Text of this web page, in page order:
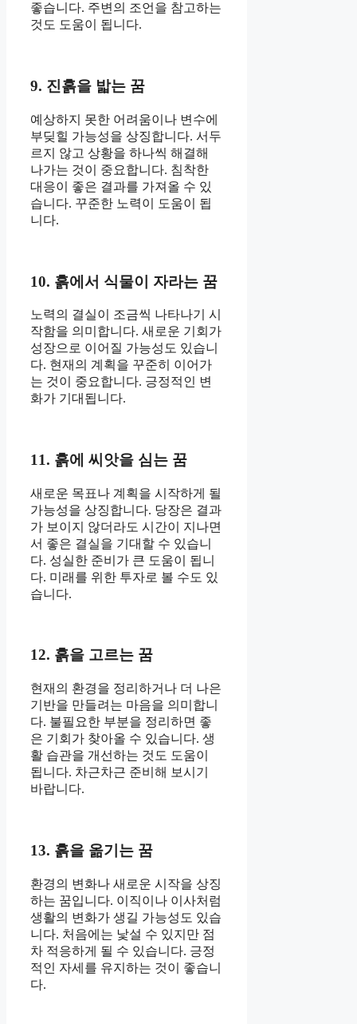
좋습니다. 주변의 조언을 참고하는
것도 도움이 됩니다.
9. 진흙을 밟는 꿈
예상하지 못한 어려움이나 변수에
부딪힐 가능성을 상징합니다. 서두
르지 않고 상황을 하나씩 해결해
나가는 것이 중요합니다. 침착한
대응이 좋은 결과를 가져올 수 있
습니다. 꾸준한 노력이 도움이 됩
니다.
10. 흙에서 식물이 자라는 꿈
노력의 결실이 조금씩 나타나기 시
작함을 의미합니다. 새로운 기회가
성장으로 이어질 가능성도 있습니
다. 현재의 계획을 꾸준히 이어가
는 것이 중요합니다. 긍정적인 변
화가 기대됩니다.
11. 흙에 씨앗을 심는 꿈
새로운 목표나 계획을 시작하게 될
가능성을 상징합니다. 당장은 결과
가 보이지 않더라도 시간이 지나면
서 좋은 결실을 기대할 수 있습니
다. 성실한 준비가 큰 도움이 됩니
다. 미래를 위한 투자로 볼 수도 있
습니다.
12. 흙을 고르는 꿈
현재의 환경을 정리하거나 더 나은
기반을 만들려는 마음을 의미합니
다. 불필요한 부분을 정리하면 좋
은 기회가 찾아올 수 있습니다. 생
활 습관을 개선하는 것도 도움이
됩니다. 차근차근 준비해 보시기
바랍니다.
13. 흙을 옮기는 꿈
환경의 변화나 새로운 시작을 상징
하는 꿈입니다. 이직이나 이사처럼
생활의 변화가 생길 가능성도 있습
니다. 처음에는 낯설 수 있지만 점
차 적응하게 될 수 있습니다. 긍정
적인 자세를 유지하는 것이 좋습니
다.